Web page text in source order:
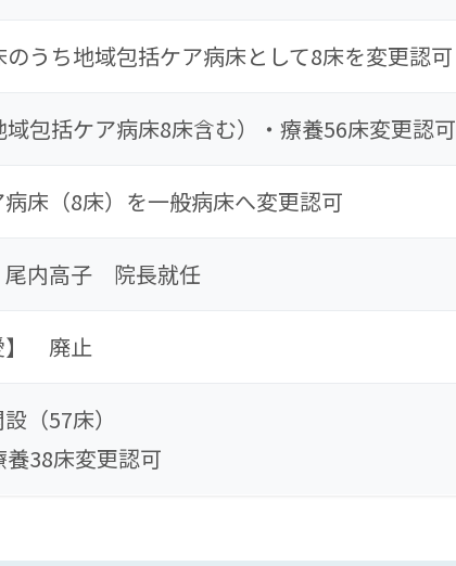
うち地域包括ケア病床として8床を変更認可
包括ケア病床8床含む）・療養56床変更認可
床（8床）を一般病床へ変更認可
尾内高子 院長就任
】 廃止
（57床）
38床変更認可